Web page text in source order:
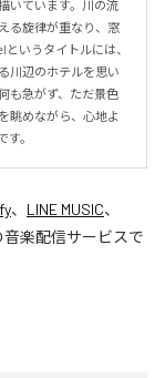
いています。川の流
る旋律が重なり、窓
いうタイトルには、
川辺のホテルを思い
も急がず、ただ景色
眺めながら、心地よ
。
、 LINE MUSIC、
音楽配信サービスで